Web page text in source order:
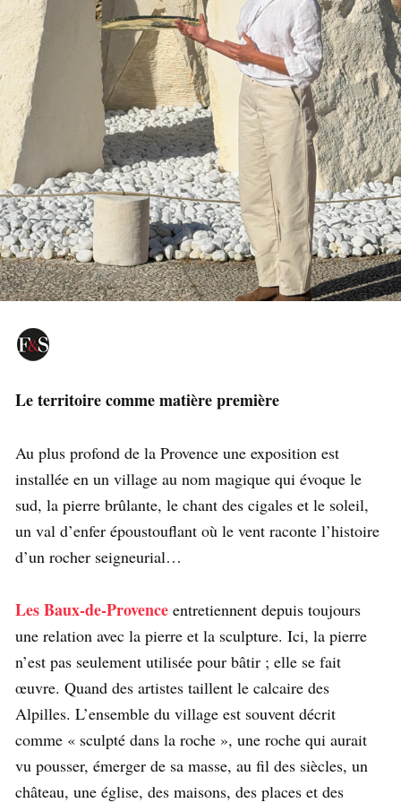
Le territoire comme matière première
Au plus profond de la Provence une exposition est
installée en un village au nom magique qui évoque le
sud, la pierre brûlante, le chant des cigales et le soleil,
un val d’enfer époustouflant où le vent raconte l’histoire
d’un rocher seigneurial…
Les Baux-de-Provence entretiennent depuis toujours
une relation avec la pierre et la sculpture. Ici, la pierre
n’est pas seulement utilisée pour bâtir ; elle se fait
œuvre. Quand des artistes taillent le calcaire des
Alpilles. L’ensemble du village est souvent décrit
comme « sculpté dans la roche », une roche qui aurait
vu pousser, émerger de sa masse, au fil des siècles, un
château, une église, des maisons, des places et des